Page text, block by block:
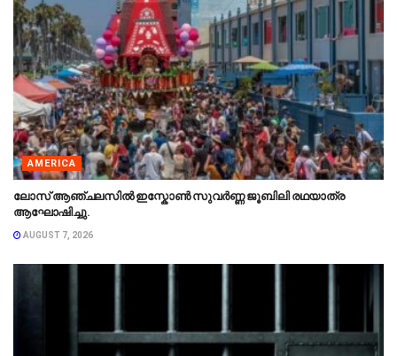
AMERICA
ലോസ് ആഞ്ചലസിൽ ഇസ്കോൺ സുവർണ്ണ ജൂബിലി രഥയാത്ര
ആഘോഷിച്ചു.
AUGUST 7, 2026